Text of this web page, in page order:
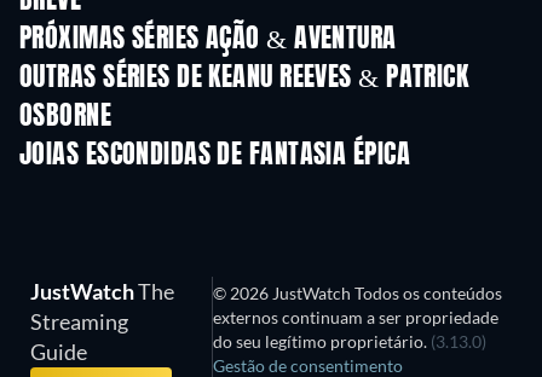
PRÓXIMAS SÉRIES AÇÃO & AVENTURA
Temporada 2 Temporada 2
OUTRAS SÉRIES DE KEANU REEVES & PATRICK
OSBORNE
JOIAS ESCONDIDAS DE FANTASIA ÉPICA
JustWatchThe
Streaming
Guide
© 2026 JustWatch Todos os conteúdos
externos continuam a ser propriedade
do seu legítimo proprietário. (3.13.0)
Gestão de consentimento